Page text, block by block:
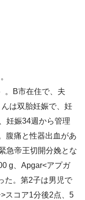
。B市在住で、夫
は双胎妊娠で、妊
妊娠34週から管理
腹痛と性器出血があ
急帝王切開分娩とな
g、Apgar<アプガ
た。第2子は男児で
スコア1分後2点、5